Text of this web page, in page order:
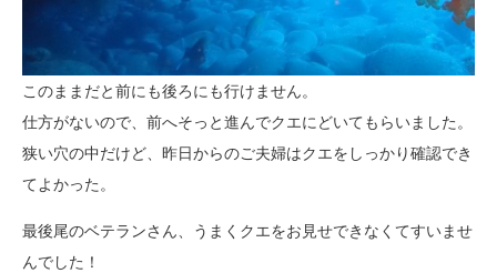
このままだと前にも後ろにも行けません。
仕方がないので、前へそっと進んでクエにどいてもらいました。
狭い穴の中だけど、昨日からのご夫婦はクエをしっかり確認でき
てよかった。
最後尾のベテランさん、うまくクエをお見せできなくてすいませ
んでした！